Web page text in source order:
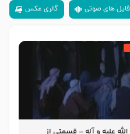
فایل های صوتی گالری عکس
علیه و آله – قسمتی از